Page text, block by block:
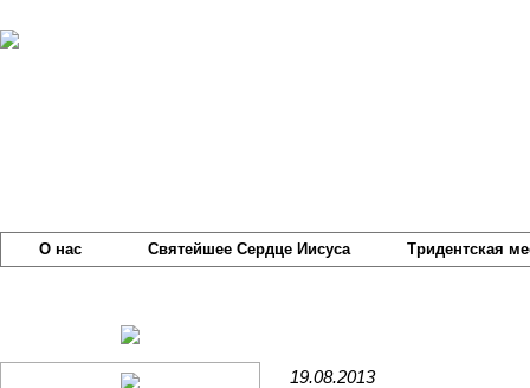
О нас Святейшее Сердце Иисуса Тридентская
19.08.2013